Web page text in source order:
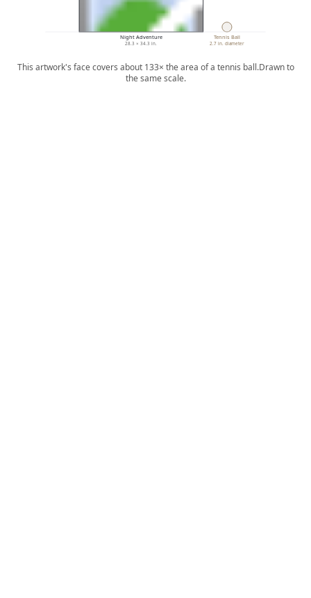
Night Adventure
28.3 × 34.3 in.
Tennis Ball
2.7 in. diameter
This artwork's face covers about 133× the area of a tennis ball.Drawn to
the same scale.